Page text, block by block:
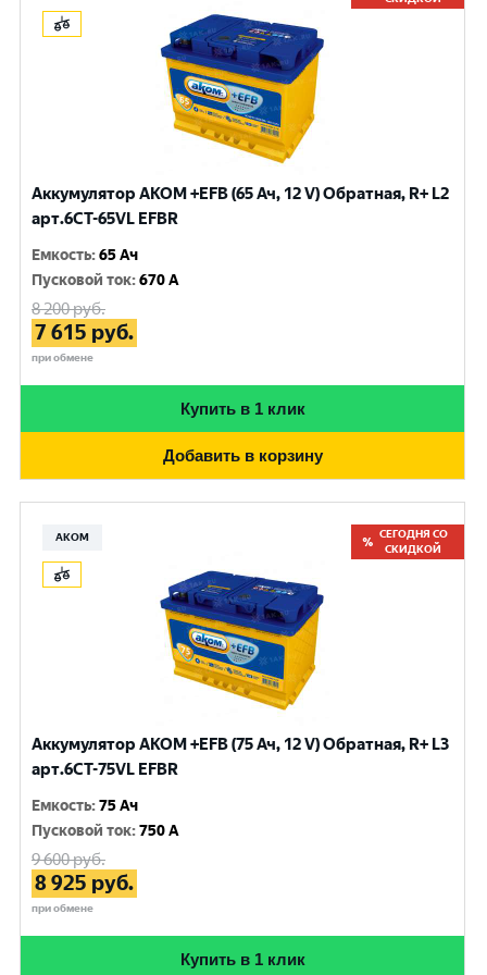
Аккумулятор AKOM +EFB (65 Ач, 12 V) Обратная, R+ L2
арт.6CT-65VL EFBR
Емкость:65 Ач
Пусковой ток:670 A
8 200руб.
7 615 руб.
при обмене
Купить в 1 клик
Добавить в корзину
АКОМ
СЕГОДНЯ СО
СКИДКОЙ
Аккумулятор AKOM +EFB (75 Ач, 12 V) Обратная, R+ L3
арт.6СТ-75VL EFBR
Емкость:75 Ач
Пусковой ток:750 A
9 600руб.
8 925 руб.
при обмене
Купить в 1 клик